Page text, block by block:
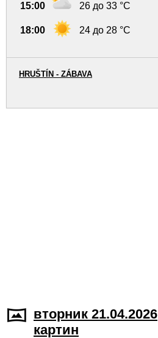
15:00 26 до 33 °C
18:00 24 до 28 °C
HRUŠTÍN - ZÁBAVA
вторник 21.04.2026
картин